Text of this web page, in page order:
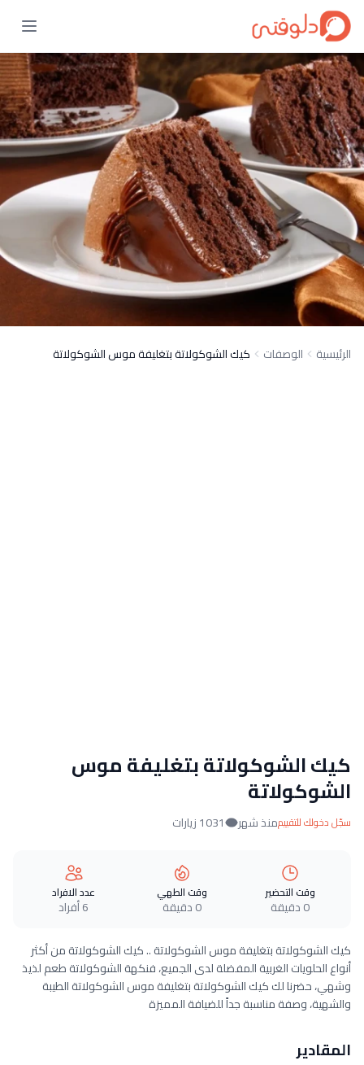
الرئيسية الوصفات كيك الشوكولاتة بتغليفة موس الشوكولاتة
كيك الشوكولاتة بتغليفة موس
الشوكولاتة
سجّل دخولك للتقييممنذ شهر 1031 زيارات
وقت التحضير
0 دقيقة
وقت الطهي
0 دقيقة
عدد الافراد
6 أفراد
كيك الشوكولاتة بتغليفة موس الشوكولاتة .. كيك الشوكولاتة من أكثر
أنواع الحلويات الغربية المفضلة لدى الجميع، فنكهة الشوكولاتة طعم لذيذ
وشهي، حضرنا لك كيك الشوكولاتة بتغليفة موس الشوكولاتة الطيبة
والشهية، وصفة مناسبة جداً للضيافة المميزة
المقادير